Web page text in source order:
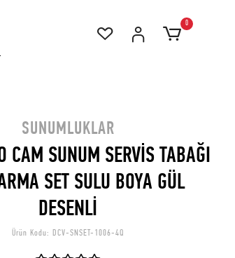
0
SUNUMLUKLAR
CAM SUNUM SERVİS TABAĞI
SET SULU BOYA GÜL
DESENLİ
Ürün Kodu: DCV-SNSET-1006-4Q